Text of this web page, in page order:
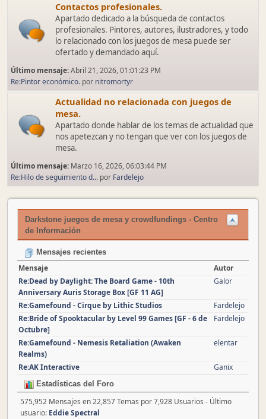
Contactos profesionales.
Apartado dedicado a la búsqueda de contactos
profesionales. Pintores, autores, ilustradores, y todo
lo relacionado con los juegos de mesa puede ser
ofertado y demandado aquí.
Último mensaje:Abril 21, 2026, 01:01:23 PM
Re:Pintor económico. por nitromortyr
Actualidad no relacionada con juegos de
mesa.
Apartado donde hablar de los temas de actualidad que
nos apetezcan y no tengan que ver con los juegos de
mesa.
Último mensaje: Marzo 16, 2026, 06:03:44 PM
Re:Hilo de seguimiento d... por Fardelejo
Darkstone juegos de mesa y crowdfundings - Centro
de Información
Mensajes recientes
Mensaje
Autor
Re:Dead by Daylight: The Board Game - 10th
Anniversary Auris Storage Box [GF 11 AG]
Galor
Re:Gamefound - Cirque by Lithic Studios
Fardelejo
Re:Bride of Spooktacular by Level 99 Games [GF - 6 de
Octubre]
Fardelejo
Re:Gamefound - Nemesis Retaliation (Awaken
Realms)
elentar
Re:AK Interactive Ganix
Estadísticas del Foro
575,952 Mensajes en 22,857 Temas por 7,928 Usuarios - Último
usuario: Eddie Spectral